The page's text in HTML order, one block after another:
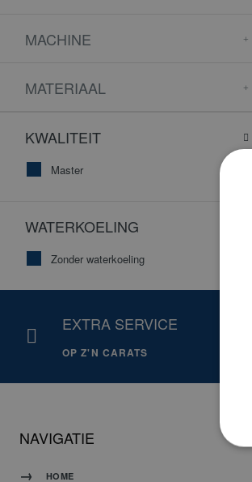
MACHINE
MATERIAAL
KWALITEIT
Master
WATERKOELING
Zonder waterkoeling
EXTRA SERVICE
OP Z'N CARATS
NAVIGATIE
HOME